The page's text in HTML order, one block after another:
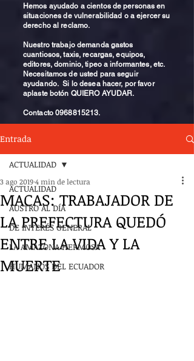
Hemos ayudado a cientos de personas en
situaciones de vulnerabilidad o a ejercer su
derecho al reclamo.
Nuestro trabajo demanda gastos
cuantiosos, taxis, recargas, equipos,
editores, dominio, tipeo a informantes, etc.
Necesitamos de usted para seguir
ayudando. Si lo desea hacer, por favor
aplaste botón QUIERO AYUDAR.
Contacto0968815213.
Entrada
ACTUALIDAD
AUSTRO AL DÍA
DE INTERÉS GENERAL
LA AMAZONA HERMOSA
HUMANOS DEL ECUADOR
ACTUALIDAD
MACAS: TRABAJADOR DE
LA PREFECTURA QUEDÓ
ENTRE LA VIDA Y LA
MUERTE
3 ago 20194 min de lectura